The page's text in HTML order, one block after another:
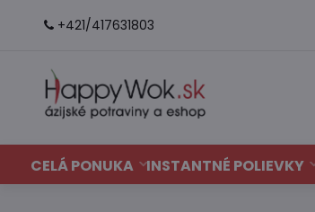
+421/417631803
CELÁ PONUKA INSTANTNÉ POLIEVKY